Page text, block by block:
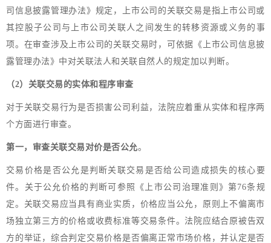
司信息披露管理办法》规定，上市公司的关联交易是指上市公司或
其控股子公司与上市公司关联人之间发生的转移资源或义务的事
项。在审查涉及上市公司的关联交易时，可依据《上市公司信息披
露管理办法》中对关联法人和关联自然人的规定加以判断。
（2）关联交易的实体和程序审查
对于关联交易行为是否损害公司利益，法院应着重从实体和程序两
个方面进行审查。
第一，审查关联交易对价是否公允。
交易价格是否公允是判断关联交易是否给公司造成损失的核心要
件。关于公允价格的判断可参照《上市公司治理准则》第76条规
定。关联交易应当具有商业实质，价格应当公允，原则上不偏离市
场独立第三方的价格或收费标准等交易条件。法院应结合原被告双
方的举证，综合判定交易价格是否偏离正常市场价格，并认定是否